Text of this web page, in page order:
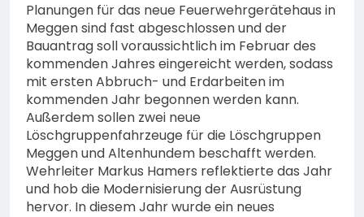
Planungen für das neue Feuerwehrgerätehaus in
Meggen sind fast abgeschlossen und der
Bauantrag soll voraussichtlich im Februar des
kommenden Jahres eingereicht werden, sodass
mit ersten Abbruch- und Erdarbeiten im
kommenden Jahr begonnen werden kann.
Außerdem sollen zwei neue
Löschgruppenfahrzeuge für die Löschgruppen
Meggen und Altenhundem beschafft werden.
Wehrleiter Markus Hamers reflektierte das Jahr
und hob die Modernisierung der Ausrüstung
hervor. In diesem Jahr wurde ein neues